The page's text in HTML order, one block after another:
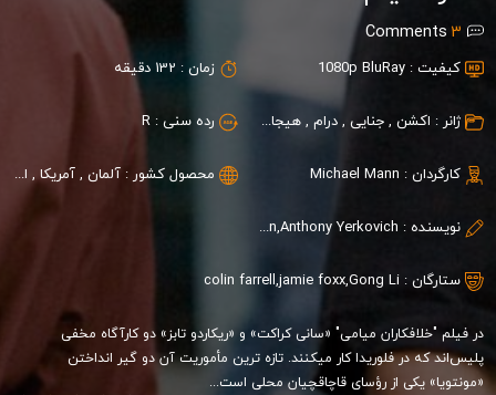
3
Comments
کیفیت : 1080p BluRay زمان : 132 دقیقه
ژانر : اکشن ,جنایی ,درام ,هیجان انگیز رده سنی : R
کارگردان : Michael Mann محصول کشور : آلمان, آمریکا, اروگوئه
نویسنده : Michael Mann,Anthony Yerkovich
ستارگان : colin farrell,jamie foxx,Gong Li
در فیلم "خلافکاران میامی" «سانی کراکت» و «ریکاردو تابز» دو کارآگاه مخفی
پلیس‌اند که در فلوریدا کار میکنند. تازه ترین مأموریت آن دو گیر انداختن
«مونتویا» یکی از رؤسای قاچاقچیان محلی است...